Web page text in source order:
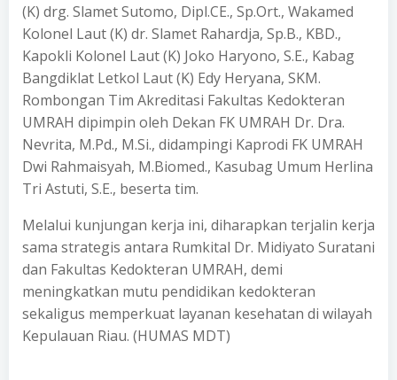
(K) drg. Slamet Sutomo, Dipl.CE., Sp.Ort., Wakamed
Kolonel Laut (K) dr. Slamet Rahardja, Sp.B., KBD.,
Kapokli Kolonel Laut (K) Joko Haryono, S.E., Kabag
Bangdiklat Letkol Laut (K) Edy Heryana, SKM.
Rombongan Tim Akreditasi Fakultas Kedokteran
UMRAH dipimpin oleh Dekan FK UMRAH Dr. Dra.
Nevrita, M.Pd., M.Si., didampingi Kaprodi FK UMRAH
Dwi Rahmaisyah, M.Biomed., Kasubag Umum Herlina
Tri Astuti, S.E., beserta tim.
Melalui kunjungan kerja ini, diharapkan terjalin kerja
sama strategis antara Rumkital Dr. Midiyato Suratani
dan Fakultas Kedokteran UMRAH, demi
meningkatkan mutu pendidikan kedokteran
sekaligus memperkuat layanan kesehatan di wilayah
Kepulauan Riau. (HUMAS MDT)